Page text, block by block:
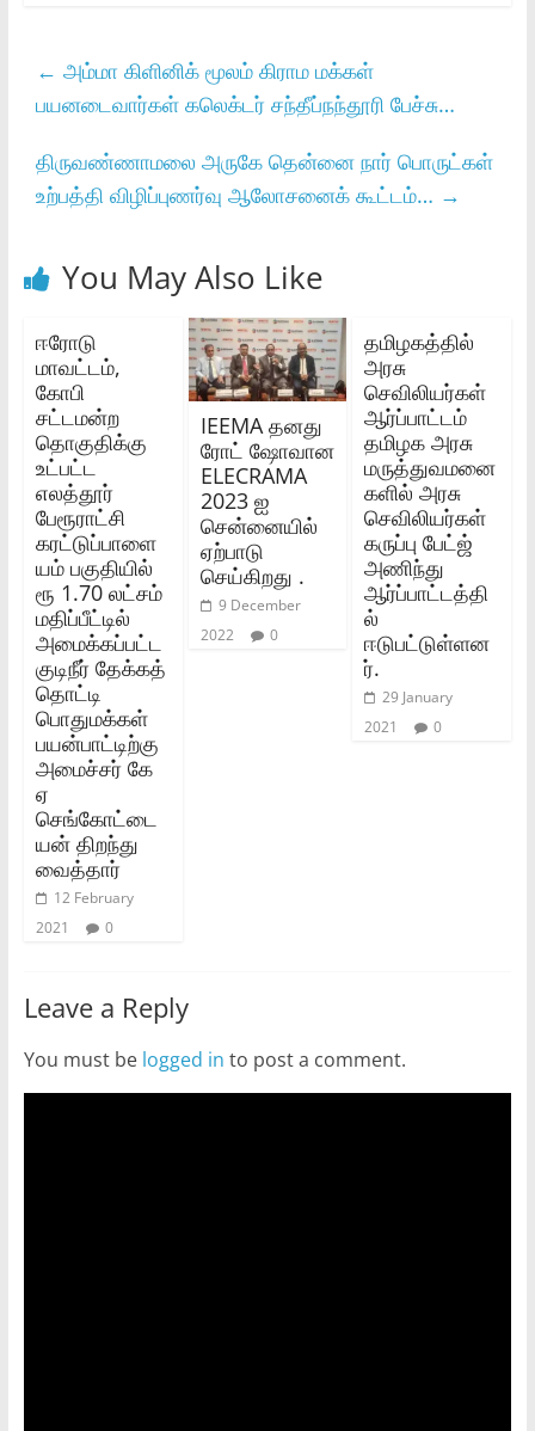
← அம்மா கிளினிக் மூலம் கிராம மக்கள்
பயனடைவார்கள் கலெக்டர் சந்தீப்நந்தூரி பேச்சு…
திருவண்ணாமலை அருகே தென்னை நார் பொருட்கள்
உற்பத்தி விழிப்புணர்வு ஆலோசனைக் கூட்டம்… →
You May Also Like
ஈரோடு
மாவட்டம்,
கோபி
சட்டமன்ற
தொகுதிக்கு
உட்பட்ட
எலத்தூர்
பேரூராட்சி
கரட்டுப்பாளை
யம் பகுதியில்
ரூ 1.70 லட்சம்
மதிப்பீட்டில்
அமைக்கப்பட்ட
குடிநீர் தேக்கத்
தொட்டி
பொதுமக்கள்
பயன்பாட்டிற்கு
அமைச்சர் கே
ஏ
செங்கோட்டை
யன் திறந்து
வைத்தார்
12 February
2021
0
IEEMA தனது
ரோட் ஷோவான
ELECRAMA
2023 ஐ
சென்னையில்
ஏற்பாடு
செய்கிறது .
9 December
2022
0
தமிழகத்தில்
அரசு
செவிலியர்கள்
ஆர்ப்பாட்டம்
தமிழக அரசு
மருத்துவமனை
களில் அரசு
செவிலியர்கள்
கருப்பு பேட்ஜ்
அணிந்து
ஆர்ப்பாட்டத்தி
ல்
ஈடுபட்டுள்ளன
ர்.
29 January
2021
0
Leave a Reply
You must be logged in to post a comment.